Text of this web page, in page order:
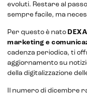
E-commerce
evoluti. Restare al
sempre facile, ma
Per questo è nato
marketing e
cadenza periodica, ti
aggiornamento su
della digitalizzazione
Il numero di dicembre